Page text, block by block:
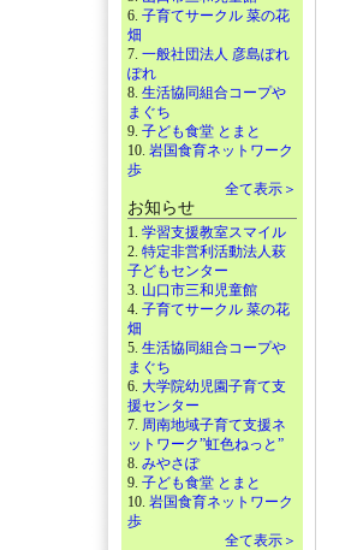
6. 子育てサークル 菜の花
畑
7. 一般社団法人 彦島ぽれ
ぽれ
8. 生活協同組合コープや
まぐち
9. 子ども食堂 とまと
10. 岩国食育ネットワーク
歩
全て表示＞
お知らせ
1. 学習支援教室スマイル
2. 特定非営利活動法人萩
子どもセンター
3. 山口市三和児童館
4. 子育てサークル 菜の花
畑
5. 生活協同組合コープや
まぐち
6. 大学院幼児園子育て支
援センター
7. 周南地域子育て支援ネ
ットワーク”虹色ねっと”
8. みやさぽ
9. 子ども食堂 とまと
10. 岩国食育ネットワーク
歩
全て表示＞